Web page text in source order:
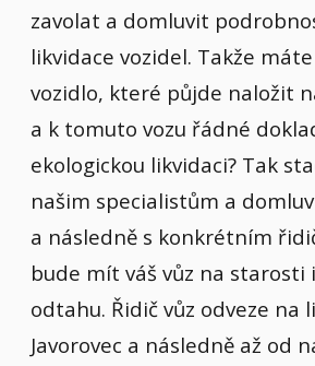
zavolat a domluvit
likvidace vozidel. Takže
vozidlo, které půjde naložit
a k tomuto vozu řádné
ekologickou likvidaci? Tak
našim specialistům a
a následně s konkrétním
bude mít váš vůz na
odtahu. Řidič vůz odveze na
Javorovec a následně až od